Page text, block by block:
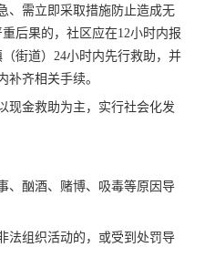
、需立即采取措施防止造成无
后果的，社区应在12小时内报
街道）24小时内先行救助，并
补齐相关手续。
现金救助为主，实行社会化发
、酗酒、赌博、吸毒等原因导
法组织活动的，或受到处罚导